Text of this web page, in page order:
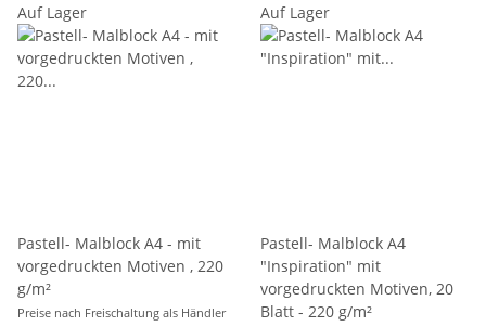
Auf Lager
Pastell- Malblock A4 - mit
vorgedruckten Motiven , 220
g/m²
Preise nach Freischaltung als Händler
Auf Lager
Pastell- Malblock A4
"Inspiration" mit
vorgedruckten Motiven, 20
Blatt - 220 g/m²